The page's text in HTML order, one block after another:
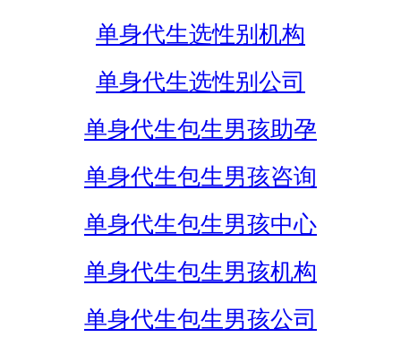
单身代生选性别机构
单身代生选性别公司
单身代生包生男孩助孕
单身代生包生男孩咨询
单身代生包生男孩中心
单身代生包生男孩机构
单身代生包生男孩公司